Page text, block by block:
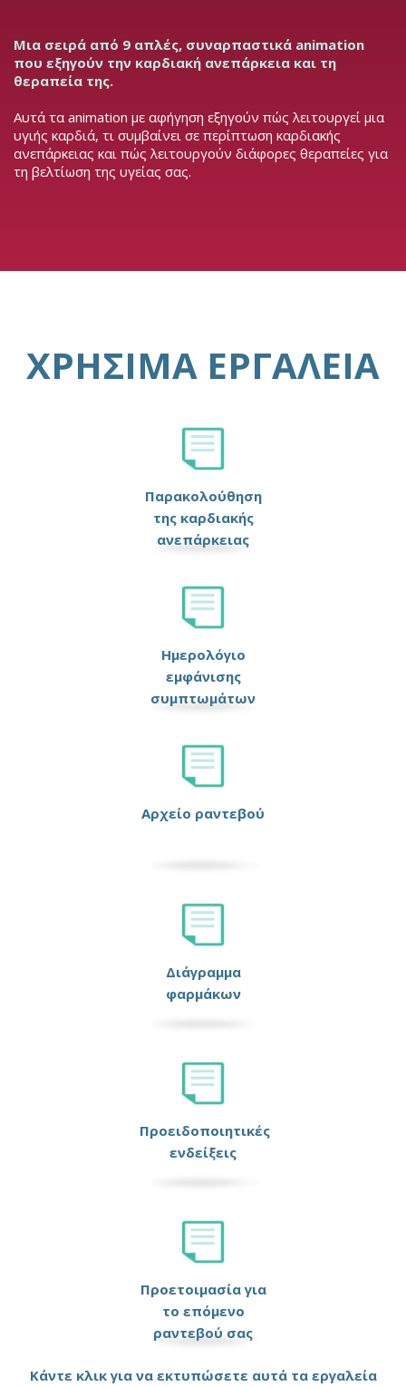
Μια σειρά από 9 απλές, συναρπαστικά animation
που εξηγούν την καρδιακή ανεπάρκεια και τη
θεραπεία της.
Αυτά τα animation με αφήγηση εξηγούν πώς λειτουργεί μια
υγιής καρδιά, τι συμβαίνει σε περίπτωση καρδιακής
ανεπάρκειας και πώς λειτουργούν διάφορες θεραπείες για
τη βελτίωση της υγείας σας.
ΧΡΉΣΙΜΑ ΕΡΓΑΛΕΊΑ
Παρακολούθηση
της καρδιακής
ανεπάρκειας
Ημερολόγιο
εμφάνισης
συμπτωμάτων
Αρχείο ραντεβού
Διάγραμμα
φαρμάκων
Προειδοποιητικές
ενδείξεις
Προετοιμασία για
το επόμενο
ραντεβού σας
Κάντε κλικ για να εκτυπώσετε αυτά τα εργαλεία